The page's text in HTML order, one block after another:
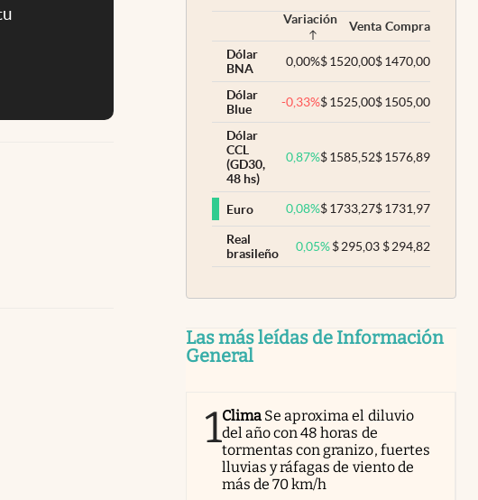
Variación Venta Compra
Dólar
BNA
0,00%$1520,00$1470,00
Dólar
Blue
-0,33%$1525,00$1505,00
Dólar
CCL
(GD30,
48 hs)
0,87%$1585,52$1576,89
Euro 0,08%$1733,27$1731,97
Real
brasileño
0,05% $295,03 $294,82
Las más leídas de Información
General
1Clima Se aproxima el diluvio
del año con 48 horas de
tormentas con granizo, fuertes
lluvias y ráfagas de viento de
más de 70 km/h